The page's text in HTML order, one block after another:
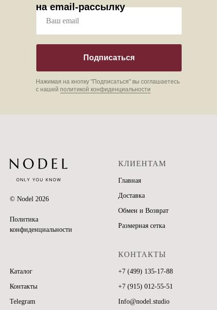
Нажимая на кнопку "Подписаться" вы соглашаетесь
с нашей политикой конфиденциальности
Подписаться
на email-рассылку
© Nodel 2026
Политика
конфиденциальности
КЛИЕНТАМ
Главная
Доставка
Обмен и Возврат
Размерная сетка
Каталог
Контакты
Telegram
КОНТАКТЫ
+7 (499) 135-17-88
+7 (915) 012-55-51
Info@nodel.studio